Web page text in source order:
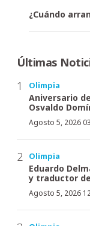
¿Cuándo
Últimas
Olimpia
Aniversario
Osvaldo
Agosto 5, 2026
Olimpia
Eduardo
y traductor
Agosto 5, 2026